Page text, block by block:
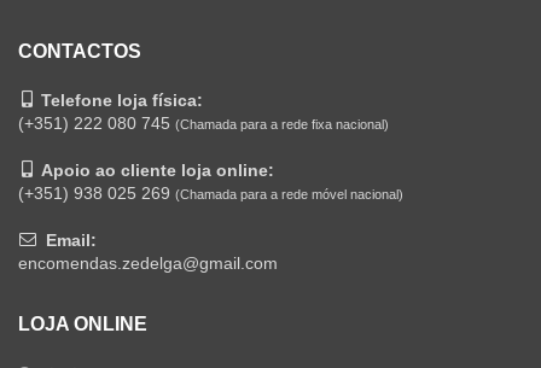
CONTACTOS
Telefone loja física:
(+351) 222 080 745 (Chamada para a rede fixa nacional)
Apoio ao cliente loja online:
(+351) 938 025 269 (Chamada para a rede móvel nacional)
Email:
encomendas.zedelga@gmail.com
LOJA ONLINE